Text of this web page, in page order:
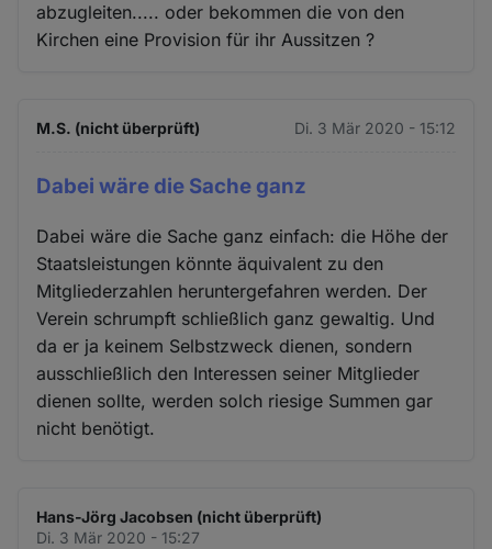
abzugleiten..... oder bekommen die von den
Kirchen eine Provision für ihr Aussitzen ?
M.S. (nicht überprüft) Di. 3 Mär 2020 - 15:12
Dabei wäre die Sache ganz
Dabei wäre die Sache ganz einfach: die Höhe der
Staatsleistungen könnte äquivalent zu den
Mitgliederzahlen heruntergefahren werden. Der
Verein schrumpft schließlich ganz gewaltig. Und
da er ja keinem Selbstzweck dienen, sondern
ausschließlich den Interessen seiner Mitglieder
dienen sollte, werden solch riesige Summen gar
nicht benötigt.
Hans-Jörg Jacobsen (nicht überprüft)
Di. 3 Mär 2020 - 15:27